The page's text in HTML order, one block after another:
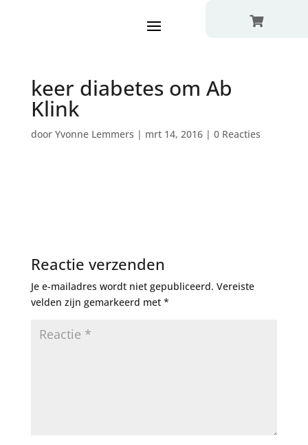

keer diabetes om Ab
Klink
door Yvonne Lemmers | mrt 14, 2016| 0 Reacties
Reactie verzenden
Je e-mailadres wordt niet gepubliceerd. Vereiste
velden zijn gemarkeerd met *